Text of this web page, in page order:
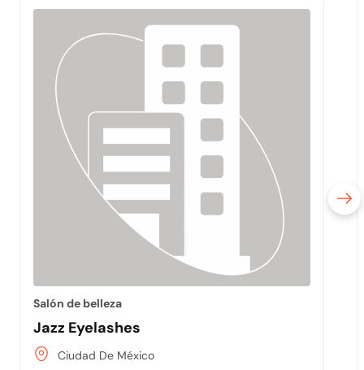
Salón de belleza
Jazz Eyelashes
Ciudad De México